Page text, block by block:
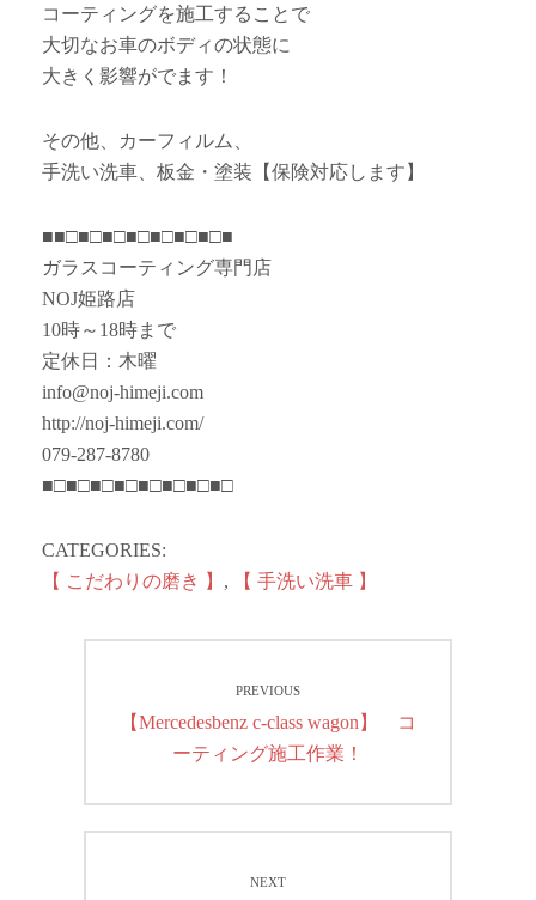
コーティングを施工することで
大切なお車のボディの状態に
大きく影響がでます！
その他、カーフィルム、
手洗い洗車、板金・塗装【保険対応します】
■■□■□■□■□■□■□■□■
ガラスコーティング専門店
NOJ姫路店
10時～18時まで
定休日：木曜
info@noj-himeji.com
http://noj-himeji.com/
079-287-8780
■□■□■□■□■□■□■□■□
CATEGORIES:
【 こだわりの磨き 】 , 【 手洗い洗車 】
ビ
PREVIOUS
Previous
【Mercedesbenz c-class wagon】 コ
ーティング施工作業！
NEXT